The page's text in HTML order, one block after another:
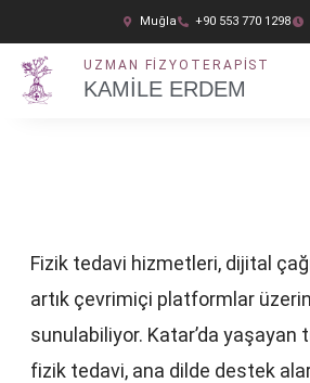
Muğla +90 553 770 1298
UZMAN FIZYOTERAPIST
KAMİLE ERDEM
Fizik tedavi hizmetleri, dijital
artık çevrimiçi platformlar
sunulabiliyor. Katar’da yaşayan
fizik tedavi, ana dilde destek